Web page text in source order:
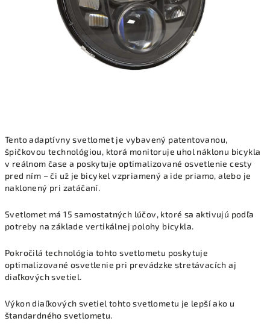
Tento adaptívny svetlomet je vybavený patentovanou,
špičkovou technológiou, ktorá monitoruje uhol náklonu bicykla
v reálnom čase a poskytuje optimalizované osvetlenie cesty
pred ním – či už je bicykel vzpriamený a ide priamo, alebo je
naklonený pri zatáčaní.
Svetlomet má 15 samostatných lúčov, ktoré sa aktivujú podľa
potreby na základe vertikálnej polohy bicykla.
Pokročilá technológia tohto svetlometu poskytuje
optimalizované osvetlenie pri prevádzke stretávacích aj
diaľkových svetiel.
Výkon diaľkových svetiel tohto svetlometu je lepší ako u
štandardného svetlometu.